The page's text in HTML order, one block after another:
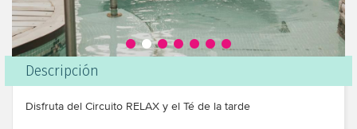
Descripción
Disfruta del Circuito RELAX y el Té de la tarde